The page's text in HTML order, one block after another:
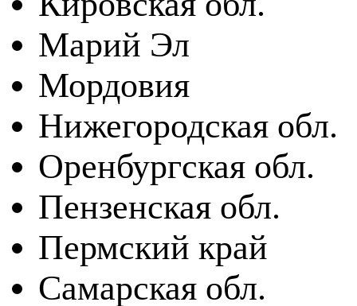
Марий Эл
Мордовия
Нижегородская обл.
Оренбургская обл.
Пензенская обл.
Пермский край
Самарская обл.